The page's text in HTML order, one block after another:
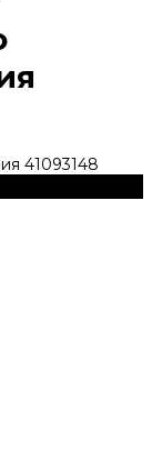
41093148